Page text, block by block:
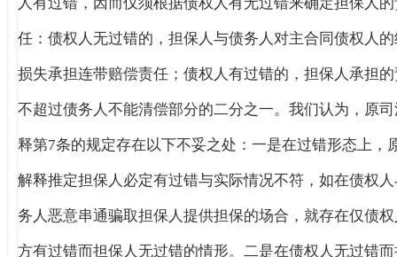
任：债权人无过错的，担保人与债务人对主合同债权人
损失承担连带赔偿责任；债权人有过错的，担保人承担
不超过债务人不能清偿部分的二分之一。我们认为，原
释第7条的规定存在以下不妥之处：一是在过错形态上，
解释推定担保人必定有过错与实际情况不符，如在债权
务人恶意串通骗取担保人提供担保的场合，就存在仅债
方有过错而担保人无过错的情形。二是在债权人无过错